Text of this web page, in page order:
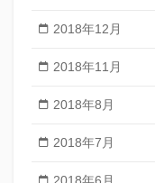
2018年12月
2018年11月
2018年8月
2018年7月